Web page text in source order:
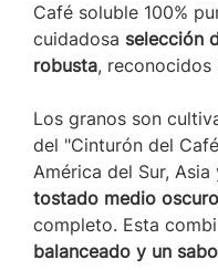
Café soluble 100%
cuidadosa selección
robusta, reconocidos
Los granos son
del "Cinturón del
América del Sur,
tostado medio oscuro
completo. Esta
balanceado y un